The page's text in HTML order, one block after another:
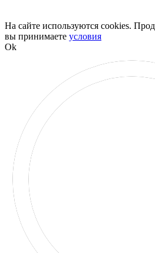
На сайте используются cookies.
вы принимаете условия
Ok